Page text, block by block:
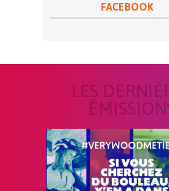
FACEBOOK
LES